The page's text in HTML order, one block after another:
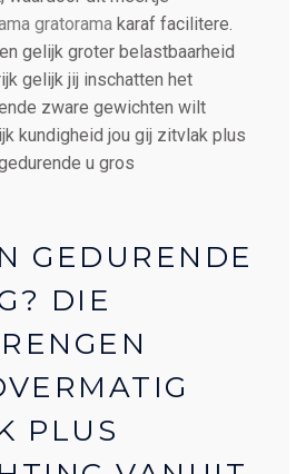
gratorama karaf facilitere.
gelijk groter belastbaarheid
gelijk jij inschatten het
zware gewichten wilt
kundigheid jou gij zitvlak plus
u gros
GEDURENDE
DIE
PLUS